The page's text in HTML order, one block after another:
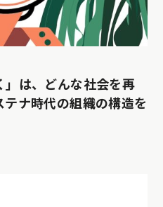
」は、どんな社会を再
ナ時代の組織の構造を